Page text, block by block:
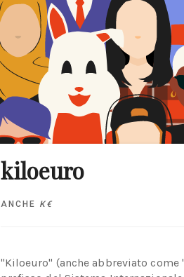
kiloeuro
ANCHE K€
"Kiloeuro" (anche abbreviato